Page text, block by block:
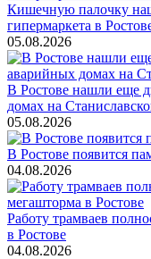
Кишечную палочку
гипермаркета в
05.08.2026
В Ростове нашли еще
домах на
05.08.2026
В Ростове появится
04.08.2026
Работу трамваев
в Ростове
04.08.2026